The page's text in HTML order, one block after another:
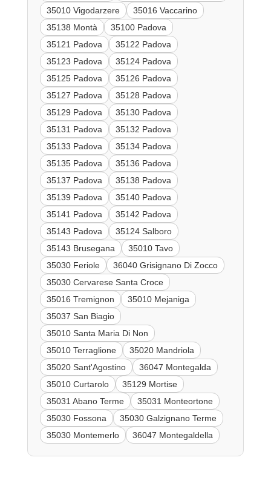
35010 Vigodarzere
35016 Vaccarino
35138 Montà
35100 Padova
35121 Padova
35122 Padova
35123 Padova
35124 Padova
35125 Padova
35126 Padova
35127 Padova
35128 Padova
35129 Padova
35130 Padova
35131 Padova
35132 Padova
35133 Padova
35134 Padova
35135 Padova
35136 Padova
35137 Padova
35138 Padova
35139 Padova
35140 Padova
35141 Padova
35142 Padova
35143 Padova
35124 Salboro
35143 Brusegana
35010 Tavo
35030 Feriole
36040 Grisignano Di Zocco
35030 Cervarese Santa Croce
35016 Tremignon
35010 Mejaniga
35037 San Biagio
35010 Santa Maria Di Non
35010 Terraglione
35020 Mandriola
35020 Sant'Agostino
36047 Montegalda
35010 Curtarolo
35129 Mortise
35031 Abano Terme
35031 Monteortone
35030 Fossona
35030 Galzignano Terme
35030 Montemerlo
36047 Montegaldella